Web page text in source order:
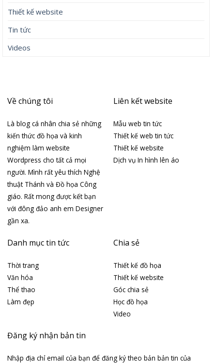
Thiết kế website
Tin tức
Videos
Về chúng tôi
Là blog cá nhân chia sẻ những
kiến thức đồ họa và kinh
nghiệm làm website
Wordpress cho tất cả mọi
người. Mình rất yêu thích Nghệ
thuật Thánh và Đồ họa Công
giáo. Rất mong được kết bạn
với đông đảo anh em Designer
gần xa.
Liên kết website
Mẫu web tin tức
Thiết kế web tin tức
Thiết kế website
Dịch vụ In hình lên áo
Danh mục tin tức
Thời trang
Văn hóa
Thể thao
Làm đẹp
Chia sẻ
Thiết kế đồ họa
Thiết kế website
Góc chia sẻ
Học đồ họa
Video
Đăng ký nhận bản tin
Nhập địa chỉ email của bạn để đăng ký theo bản bản tin của